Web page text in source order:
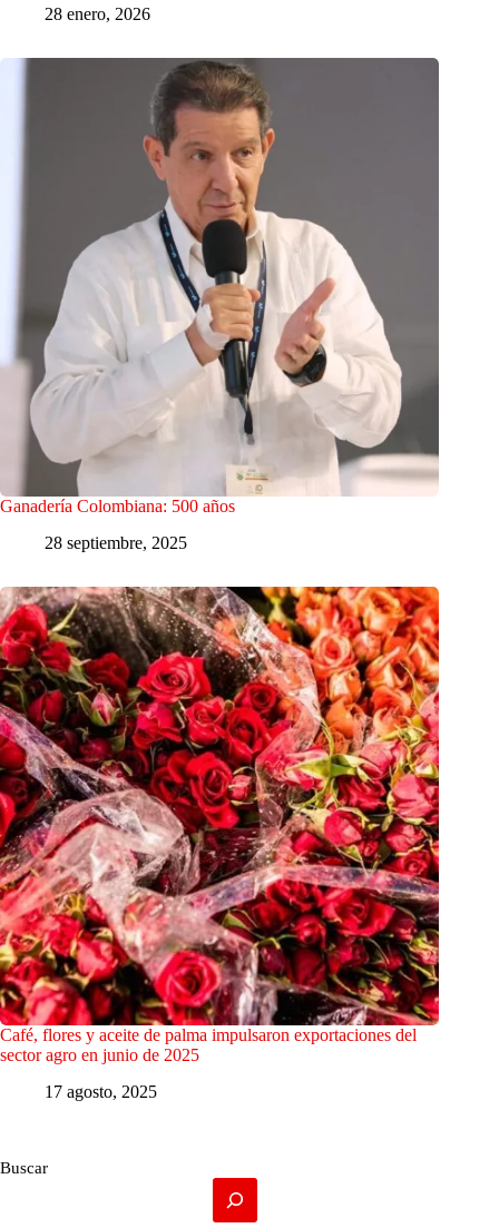
28 enero, 2026
Ganadería Colombiana: 500 años
28 septiembre, 2025
Café, flores y aceite de palma impulsaron exportaciones del
sector agro en junio de 2025
17 agosto, 2025
Buscar